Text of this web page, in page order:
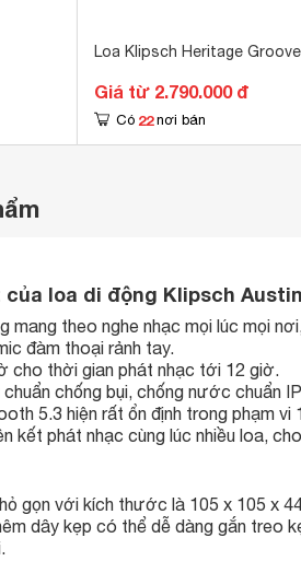
Loa Klipsch Heritage Groove
Giá từ 2.790.000 đ
Có 22 nơi bán
loa di động Klipsch
mang theo nghe nhạc mọi lúc mọi
đàm thoại rảnh tay.
cho thời gian phát nhạc tới 12 giờ.
chống bụi, chống nước chuẩn
5.3 hiện rất ổn định trong phạm vi
kết phát nhạc cùng lúc nhiều loa,
gọn với kích thước là 105 x 105 x
dây kẹp có thể dễ dàng gắn treo